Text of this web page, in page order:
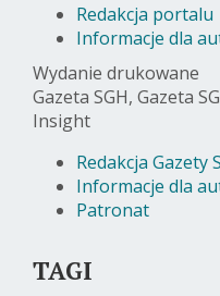
Redakcja portalu
Informacje dla
Wydanie drukowane
Gazeta SGH, Gazeta
Insight
Redakcja Gazety
Informacje dla
Patronat
TAGI